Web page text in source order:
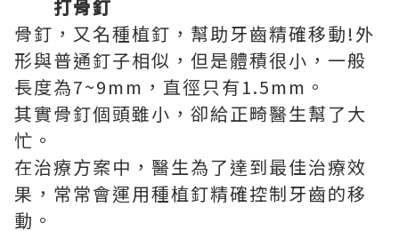
打骨釘
骨釘，又名種植釘，幫助牙齒精確移動!外
形與普通釘子相似，但是體積很小，一般
長度為7~9mm，直徑只有1.5mm。
其實骨釘個頭雖小，卻給正畸醫生幫了大
忙。
在治療方案中，醫生為了達到最佳治療效
果，常常會運用種植釘精確控制牙齒的移
動。